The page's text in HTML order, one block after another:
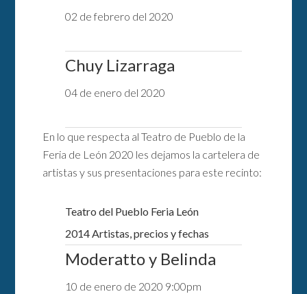
02 de febrero del 2020
Chuy Lizarraga
04 de enero del 2020
En lo que respecta al Teatro de Pueblo de la
Feria de León 2020 les dejamos la cartelera de
artistas y sus presentaciones para este recinto:
Teatro del Pueblo Feria León
2014 Artistas, precios y fechas
Moderatto y Belinda
10 de enero de 2020 9:00pm